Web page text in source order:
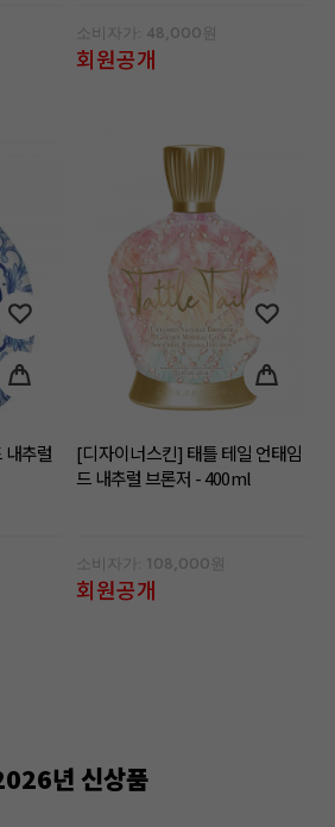
소비자가: 48,000원
회원공개
추럴
[디자이너스킨] 태틀 테일 언태임
드 내추럴 브론저 - 400ml
소비자가: 108,000원
회원공개
년 신상품